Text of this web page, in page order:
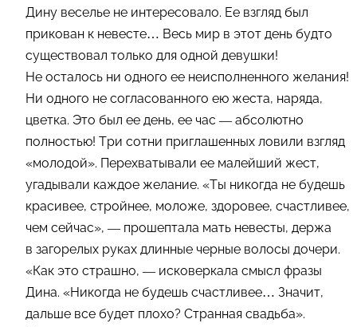
Дину веселье не интересовало. Ее взгляд был
прикован к невесте… Весь мир в этот день будто
существовал только для одной девушки!
Не осталось ни одного ее неисполненного желания!
Ни одного не согласованного ею жеста, наряда,
цветка. Это был ее день, ее час — абсолютно
полностью! Три сотни приглашенных ловили взгляд
«молодой». Перехватывали ее малейший жест,
угадывали каждое желание. «Ты никогда не будешь
красивее, стройнее, моложе, здоровее, счастливее,
чем сейчас», — прошептала мать невесты, держа
в загорелых руках длинные черные волосы дочери.
«Как это страшно, — исковеркала смысл фразы
Дина. «Никогда не будешь счастливее… Значит,
дальше все будет плохо? Странная свадьба».